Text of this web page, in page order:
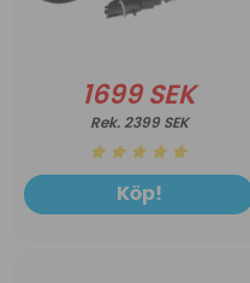
1699 SEK
2399 SEK
Köp!